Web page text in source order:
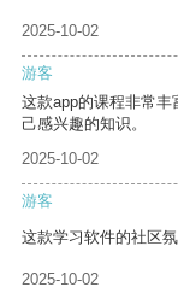
2025-10-02
游客
这款app的课程非常丰
己感兴趣的知识。
2025-10-02
游客
这款学习软件的社区
2025-10-02